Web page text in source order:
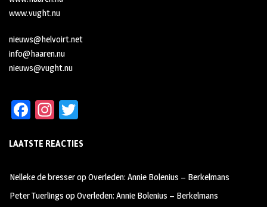
www.vught.nu
nieuws@helvoirt.net
info@haaren.nu
nieuws@vught.nu
Fa
b
oo
k
In
ag
m
tt
LAATSTE REACTIES
Nelleke de bresseropOverleden: Annie Bolenius – Berkelmans
Peter Tuerlings opOverleden: Annie Bolenius – Berkelmans